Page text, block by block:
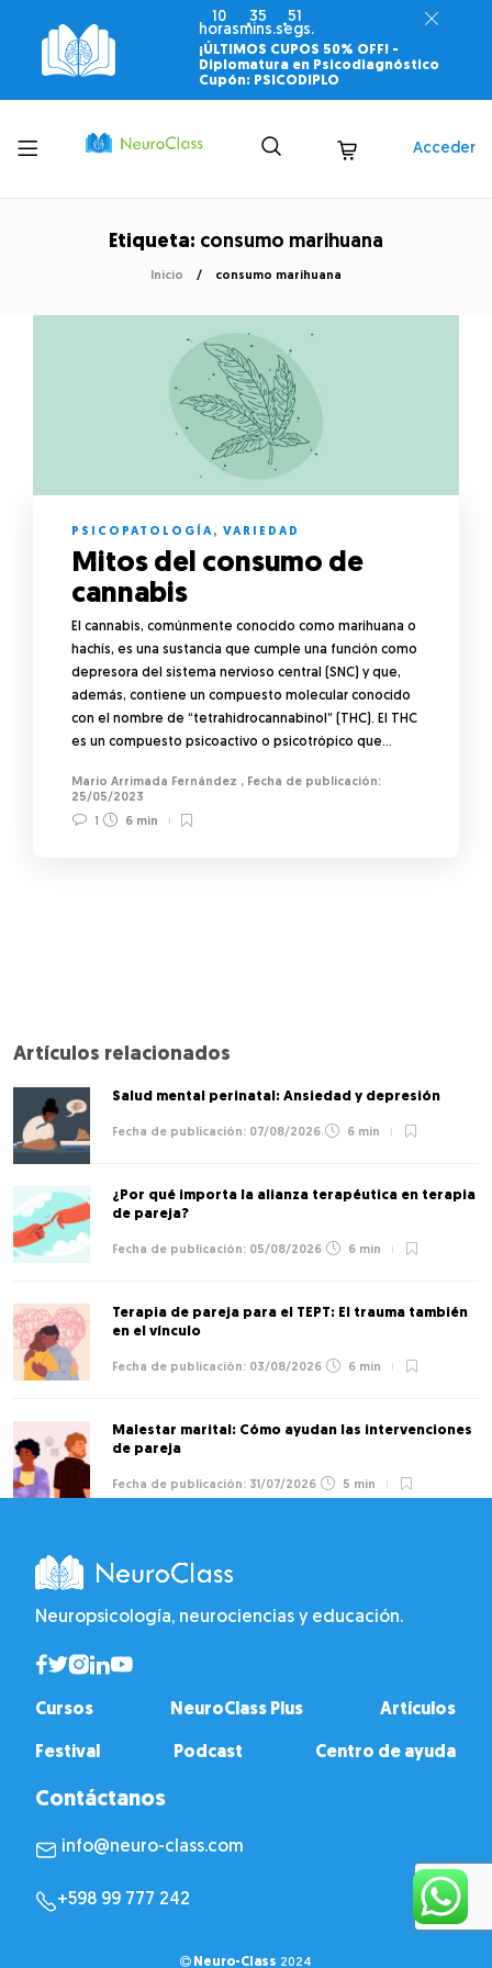
10
horas
35
mins.
51
segs.
¡ÚLTIMOS CUPOS 50% OFF! -
Diplomatura en Psicodiagnóstico
Cupón: PSICODIPLO
Toggle
menu
Acceder
Etiqueta: consumo marihuana
Inicio consumo marihuana
PSICOPATOLOGÍA, VARIEDAD
Mitos del consumo de
cannabis
El cannabis, comúnmente conocido como marihuana o
hachís, es una sustancia que cumple una función como
depresora del sistema nervioso central (SNC) y que,
además, contiene un compuesto molecular conocido
con el nombre de “tetrahidrocannabinol” (THC). El THC
es un compuesto psicoactivo o psicotrópico que…
Mario Arrimada Fernández ,
25/05/2023
1
6 min
Artículos relacionados
Salud mental perinatal: Ansiedad y depresión
07/08/2026 6 min
¿Por qué importa la alianza terapéutica en terapia
de pareja?
05/08/2026 6 min
Terapia de pareja para el TEPT: El trauma también
en el vínculo
03/08/2026 6 min
Malestar marital: Cómo ayudan las intervenciones
de pareja
31/07/2026 5 min
Neuropsicología, neurociencias y educación.
Cursos NeuroClass Plus Artículos
Festival Podcast Centro de ayuda
Contáctanos
info@neuro-class.com
+598 99 777 242
Neuro-Class 2024